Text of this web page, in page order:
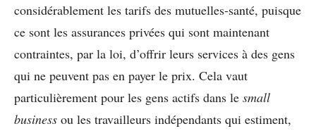
considérablement les tarifs des mutuelles-santé, puisque
ce sont les assurances privées qui sont maintenant
contraintes, par la loi, d’offrir leurs services à des gens
qui ne peuvent pas en payer le prix. Cela vaut
particulièrement pour les gens actifs dans le small
business ou les travailleurs indépendants qui estiment,